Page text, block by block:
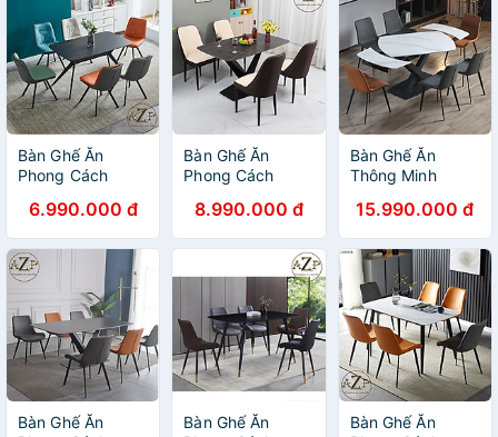
Bàn Ghế Ăn
Phong Cách
Âu - Xu Hướng
Hiện Nay Cho
Không Gian Hiện
Đại - Chân Thép
Mặt Đá - Hàng
Nhập Khẩu AZP
6.990.000 đ
Bàn Ghế Ăn
Phong Cách
Âu - Xu Hướng
Hiện Nay Cho
Không Gian Hiện
Đại - Chân Thép
Mặt Đá - Hàng
Nhập Khẩu AZP
8.990.000 đ
Bàn Ghế Ăn
Thông Minh
Đương Đại Châu
Âu - Xu Hướng
Hiện Nay Cho
Không Gian Hiện
Đại - Chân Thép
Mặt Đá - Hàng
Nhập Khẩu AZP
15.990.000 đ
Bàn Ghế Ăn
Bàn Ghế Ăn
Bàn Ghế Ăn